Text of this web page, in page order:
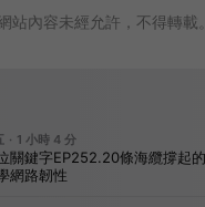
站內容未經允許，不得轉載。